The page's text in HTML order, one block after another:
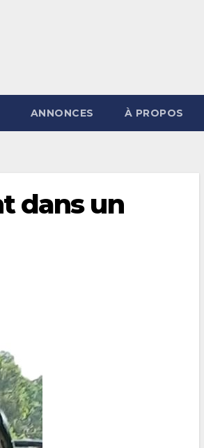
ANNONCES À PROPOS
dans un